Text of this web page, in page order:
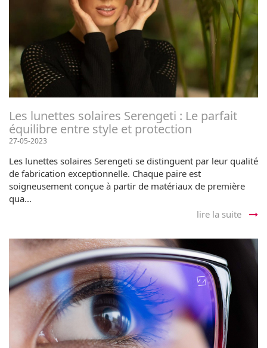
Les lunettes solaires Serengeti : Le parfait
équilibre entre style et protection
27-05-2023
Les lunettes solaires Serengeti se distinguent par leur qualité
de fabrication exceptionnelle. Chaque paire est
soigneusement conçue à partir de matériaux de première
qua...
lire la suite